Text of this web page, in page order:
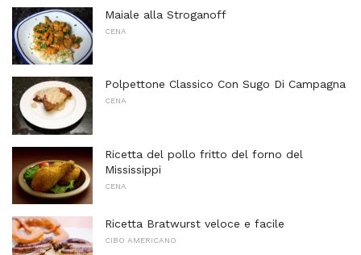
Maiale alla Stroganoff
CENA
Polpettone Classico Con Sugo Di Campagna
CENA
Ricetta del pollo fritto del forno del
Mississippi
CENA
Ricetta Bratwurst veloce e facile
CIBO AMERICANO